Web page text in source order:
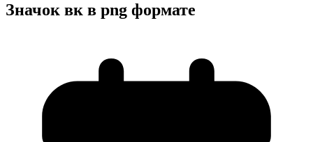
Значок вк в png формате